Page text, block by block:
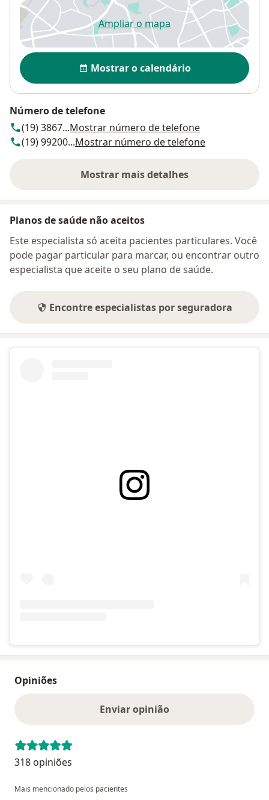
Ampliar o mapaabre num novo separador
Disponibilidade
Mostrar o calendário
Número de telefone
(19) 3867...Mostrar número de telefone
(19) 99200...Mostrar número de telefone
Mostrar mais detalhes
sobre o endereço
Planos de saúde não aceitos
Este especialista só aceita pacientes particulares. Você
pode pagar particular para marcar, ou encontrar outro
especialista que aceite o seu plano de saúde.
Encontre especialistas por seguradora
Opiniões
Enviar opinião
318 opiniões
Mais mencionado pelos pacientes